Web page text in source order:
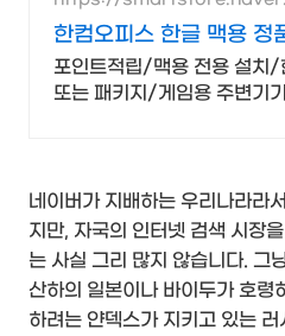
한컴오피스 한글 맥용 정
포인트적립/맥용 전용 설치/
또는 패키지/게임용 주변기기
네이버가 지배하는 우리나라라
지만, 자국의 인터넷 검색 시장
는 사실 그리 많지 않습니다. 그
산하의 일본이나 바이두가 호령
하려는 얀덱스가 지키고 있는